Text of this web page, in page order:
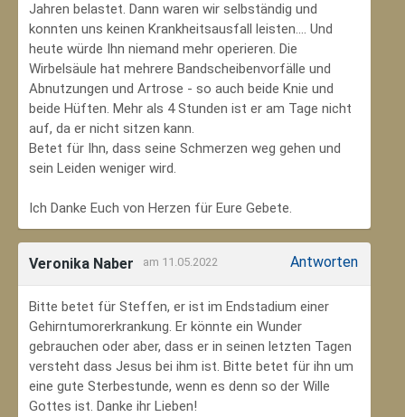
Jahren belastet. Dann waren wir selbständig und
konnten uns keinen Krankheitsausfall leisten.... Und
heute würde Ihn niemand mehr operieren. Die
Wirbelsäule hat mehrere Bandscheibenvorfälle und
Abnutzungen und Artrose - so auch beide Knie und
beide Hüften. Mehr als 4 Stunden ist er am Tage nicht
auf, da er nicht sitzen kann.
Betet für Ihn, dass seine Schmerzen weg gehen und
sein Leiden weniger wird.
Ich Danke Euch von Herzen für Eure Gebete.
Veronika Naber am 11.05.2022 Antworten
Bitte betet für Steffen, er ist im Endstadium einer
Gehirntumorerkrankung. Er könnte ein Wunder
gebrauchen oder aber, dass er in seinen letzten Tagen
versteht dass Jesus bei ihm ist. Bitte betet für ihn um
eine gute Sterbestunde, wenn es denn so der Wille
Gottes ist. Danke ihr Lieben!